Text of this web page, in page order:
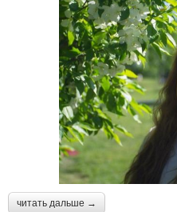
читать дальше →